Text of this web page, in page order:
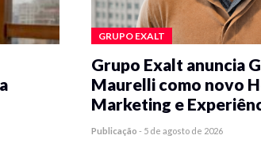
GRUPO EXALT
Grupo Exalt anuncia
Maurelli como novo
Marketing e
Publicação - 5 de agosto de 2026